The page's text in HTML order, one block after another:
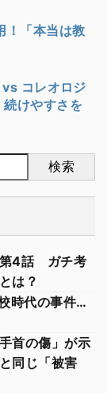
！「本当は教
vs コレオロジ
けやすさを
検索
第4話 ガチ考
は？
時代の事件…
首の傷」が示
同じ「被害